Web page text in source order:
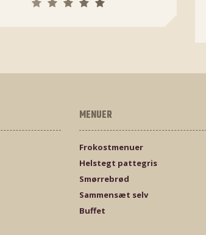
MENUER
Frokostmenuer
Helstegt pattegris
Smørrebrød
Sammensæt selv
Buffet